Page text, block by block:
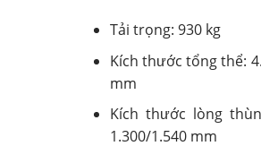
Tải trọng: 930 kg
Kích thước tổng thể:
mm
Kích thước lòng
1.300/1.540 mm